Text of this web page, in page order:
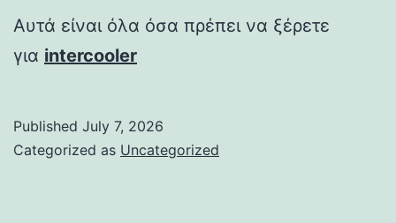
Αυτά είναι όλα όσα πρέπει να ξέρετε
για intercooler
Published July 7, 2026
Categorized as Uncategorized